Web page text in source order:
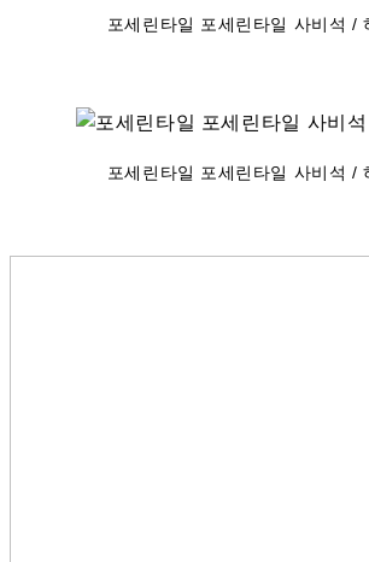
포세린타일 포세린타일 사비석 /
포세린타일 포세린타일 사비석 /